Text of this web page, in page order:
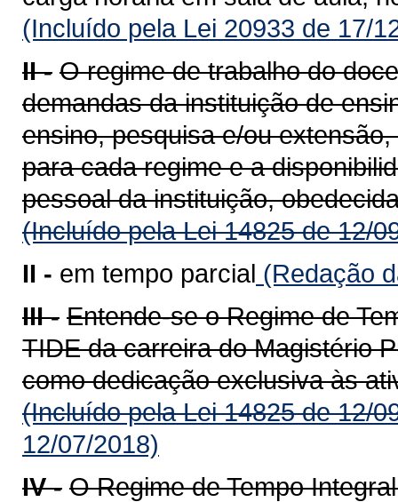
(Incluído pela Lei 20933 de 17/
II - O regime de trabalho do
demandas da instituição de
ensino, pesquisa e/ou
para cada regime e a
pessoal da instituição,
(Incluído pela Lei 14825 de 12/
II - em tempo parcial (Redação
III - Entende-se o Regime de
TIDE da carreira do Magistério
como dedicação exclusiva às
(Incluído pela Lei 14825 de 12/
12/07/2018)
IV - O Regime de Tempo